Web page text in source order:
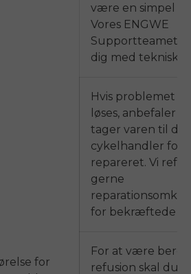
for
være en simpel
Vores ENGWE
Supportteamet
dig med teknisk
Hvis problemet
løses, anbefaler
tager varen til din
cykelhandler for
repareret. Vi
gerne
for bekræftede
For at være
refusion skal du